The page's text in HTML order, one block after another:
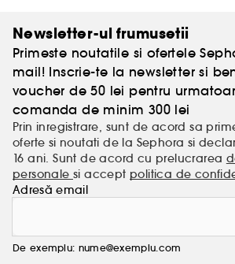
Newsletter-ul frumusetii
Primeste noutatile si ofertele
mail! Inscrie-te la newsletter si
voucher de 50 lei pentru
comanda de minim 300 lei
Prin inregistrare, sunt de acord sa
oferte si noutati de la Sephora si
16 ani. Sunt de acord cu prelucrarea
personalesi accept politica de
Adresă email
De exemplu: nume@exemplu.com